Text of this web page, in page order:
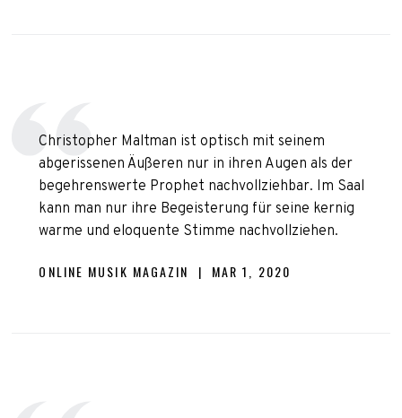
Christopher Maltman ist optisch mit seinem
abgerissenen Äußeren nur in ihren Augen als der
begehrenswerte Prophet nachvollziehbar. Im Saal
kann man nur ihre Begeisterung für seine kernig
warme und eloquente Stimme nachvollziehen.
ONLINE MUSIK MAGAZIN | MAR 1, 2020